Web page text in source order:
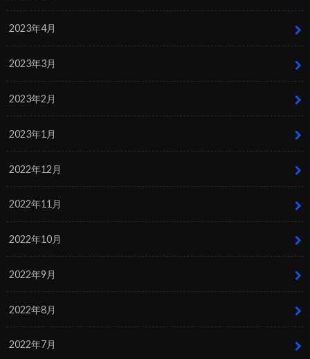
2023年4月
2023年3月
2023年2月
2023年1月
2022年12月
2022年11月
2022年10月
2022年9月
2022年8月
2022年7月